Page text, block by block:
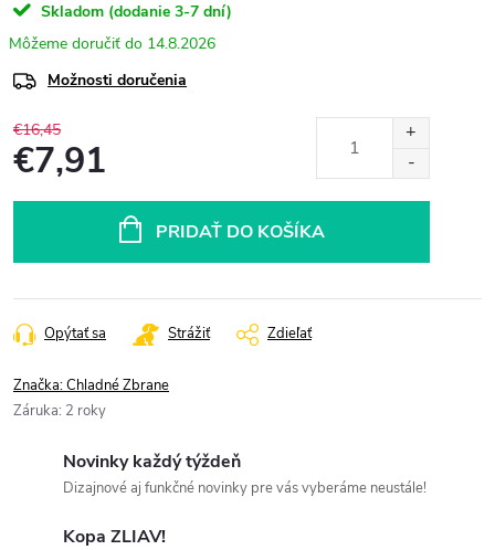
Skladom (dodanie 3-7 dní)
14.8.2026
Možnosti doručenia
€16,45
€7,91
PRIDAŤ DO KOŠÍKA
Opýtať sa Strážiť Zdieľať
Značka:Chladné Zbrane
Záruka: 2 roky
Novinky každý týždeň
Dizajnové aj funkčné novinky pre vás vyberáme neustále!
Kopa ZLIAV!